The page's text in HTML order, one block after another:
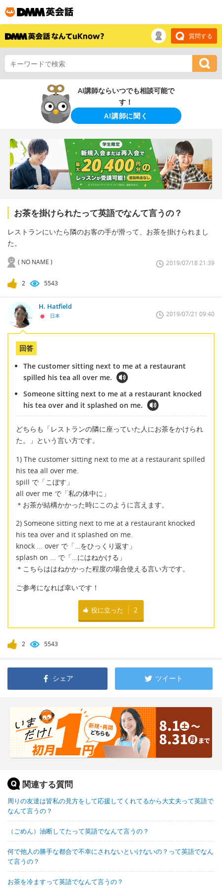
質問する
AI講師ならいつでも相談可能で
す！
AI講師に聞く
お茶を掛けられたって英語でなんて言うの？
レストランにいたら隣のお客の手が滑って、お茶を掛けられまし
た。
( NO NAME ) 2019/07/18 21:39
2 5543
H. Hatfield
日本 2019/07/21 09:40
回答
The customer sitting next to me at a restaurant
spilled his tea all over me.
Someone sitting next to me at a restaurant knocked
his tea over and it splashed on me.
どちらも「レストランの隣に座っていた人にお茶をかけられ
た。」という言い方です。
1) The customer sitting next to me at a restaurant spilled
his tea all over me.
spill で「こぼす」
all over me で「私の体中に」
＊お茶が結構かかった時にこのように言えます。
2) Someone sitting next to me at a restaurant knocked
his tea over and it splashed on me.
knock ... over で「…をひっくり返す」
splash on ... で「…にはねかける」
＊こちらははねかかった程度の場合使える言い方です。
ご参考になれば幸いです！
役に立った 2
2 5543
シェア ツイート
関連する質問
周りの友達は皆私の見方をして応援してくれてるから大丈夫って英語で
なんて言うの？
（ごめん）油断してたって英語でなんて言うの？
何で他人の勝手な都合で不幸にされないといけないの？って英語でなん
て言うの？
お茶を冷ますって英語でなんて言うの？